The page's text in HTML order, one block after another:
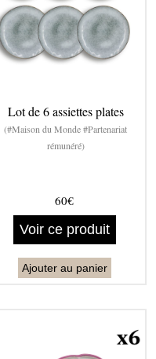
Lot de 6 assiettes plates
(#Maison du Monde #Partenariat
rémunéré)
60€
Voir ce produit
Ajouter au panier